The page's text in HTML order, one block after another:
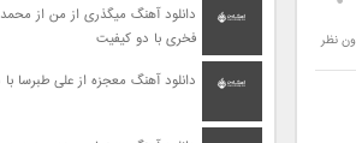
نظر
دانلود آهنگ میگذری از من از
فخری با دو کیفیت
دانلود آهنگ معجزه از علی طبرسا